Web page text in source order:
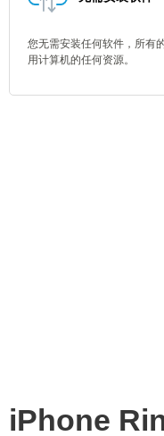
您无需安装任何软件，所有
用计算机的任何资源。
iPhone